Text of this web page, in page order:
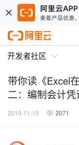
开发者社区
带你读《Excel
二：编制会计凭
2019-11-15 2071